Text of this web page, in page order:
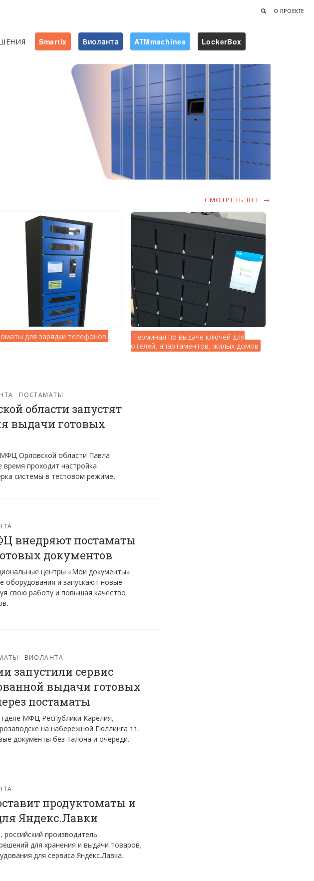
О ПРОЕКТЕ
Smartix Виоланта ATMmachines LockerBox
СМОТРЕТЬ ВСЕ →
для зарядки телефонов
Терминал по выдаче ключей для
отелей, апартаментов, жилых домов
ПОСТАМАТЫ
области запустят
выдачи готовых
Орловской области Павла
время проходит настройка
системы в тестовом режиме.
внедряют постаматы
документов
центры «Мои документы»
оборудования и запускают новые
свою работу и повышая качество
ВИОЛАНТА
запустили сервис
выдачи готовых
постаматы
МФЦ Республики Карелия,
на набережной Гюллинга 11,
документы без талона и очереди.
продуктоматы и
Яндекс.Лавки
производитель
для хранения и выдачи товаров,
для сервиса Яндекс.Лавка.